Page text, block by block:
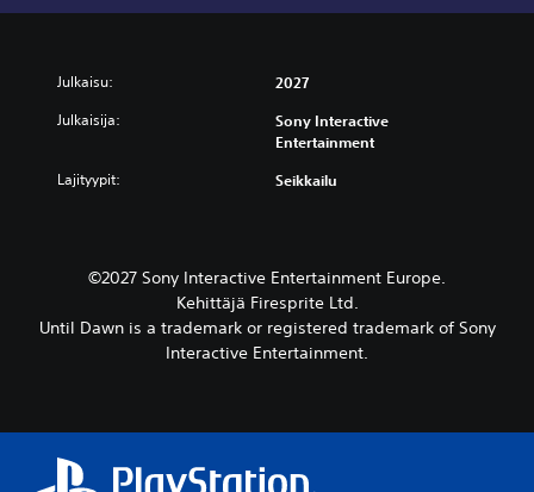
Julkaisu: 2027
Julkaisija:
Sony Interactive
Entertainment
Lajityypit: Seikkailu
©2027 Sony Interactive Entertainment Europe.
Kehittäjä Firesprite Ltd.
Until Dawn is a trademark or registered trademark of Sony
Interactive Entertainment.